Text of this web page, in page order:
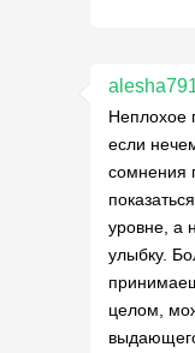
Неплохое
если
сомнения
уровне, а
улыбку.
целом,